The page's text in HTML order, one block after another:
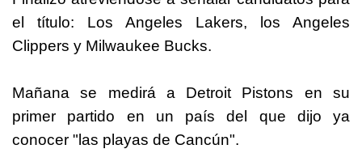
el título: Los Angeles Lakers, los Angeles
Clippers y Milwaukee Bucks.
Mañana se medirá a Detroit Pistons en su
primer partido en un país del que dijo ya
conocer "las playas de Cancún".